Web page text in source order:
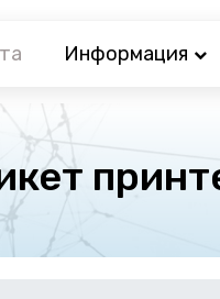
Информация